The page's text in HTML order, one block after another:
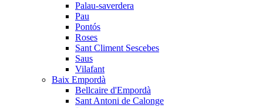
Palau-saverdera
Pau
Pontós
Roses
Sant Climent Sescebes
Saus
Vilafant
Baix Empordà
Bellcaire d'Empordà
Sant Antoni de Calonge